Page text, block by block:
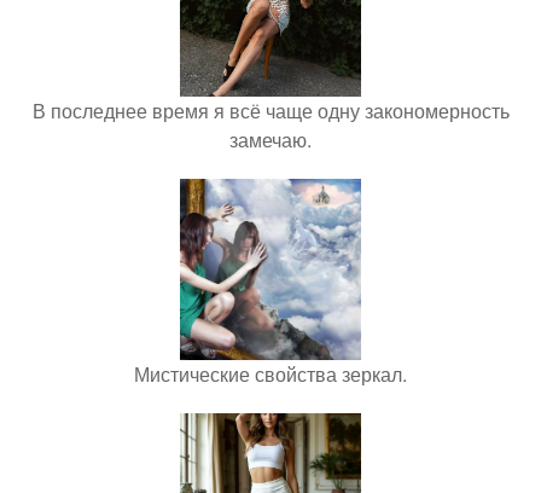
В последнее время я всё чаще одну закономерность
замечаю.
Мистические свойства зеркал.